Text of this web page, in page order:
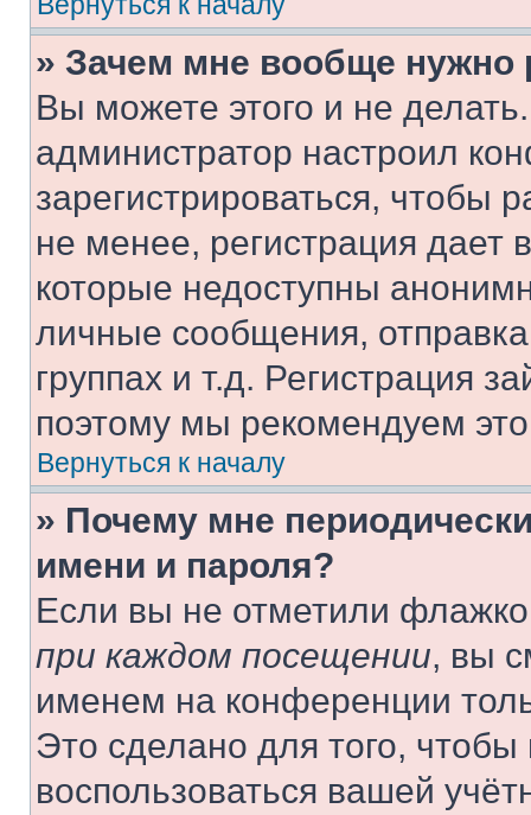
» Зачем мне вообще нужно
Вы можете этого и не
администратор настроил
зарегистрироваться, чтобы
не менее, регистрация
которые недоступны
личные сообщения,
группах и т.д. Регистрация
поэтому мы рекомендуем
Вернуться к началу
» Почему мне
имени и пароля?
Если вы не отметили
при каждом посещении, вы
именем на конференции
Это сделано для того, чтобы
воспользоваться вашей